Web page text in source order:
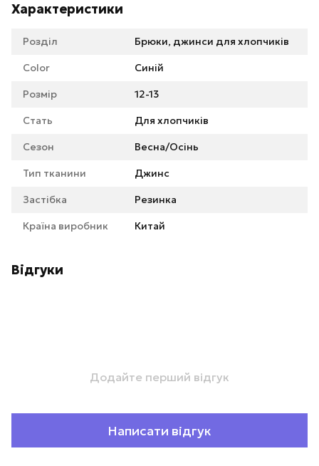
Характеристики
Розділ Брюки, джинси для хлопчиків
Color Синій
Розмір 12-13
Стать Для хлопчиків
Сезон Весна/Осінь
Тип тканини Джинс
Застібка Резинка
Країна виробник Китай
Відгуки
Додайте перший відгук
Написати відгук